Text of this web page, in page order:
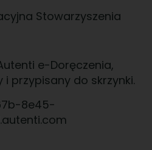
Stowarzyszenia
e-Doręczenia,
przypisany do skrzynki.
8e45-